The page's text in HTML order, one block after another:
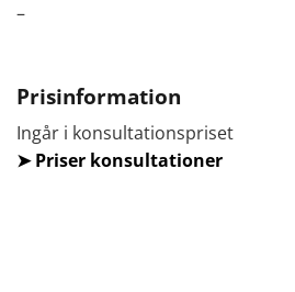
–
Prisinformation
Ingår i konsultationspriset
➤Priser konsultationer